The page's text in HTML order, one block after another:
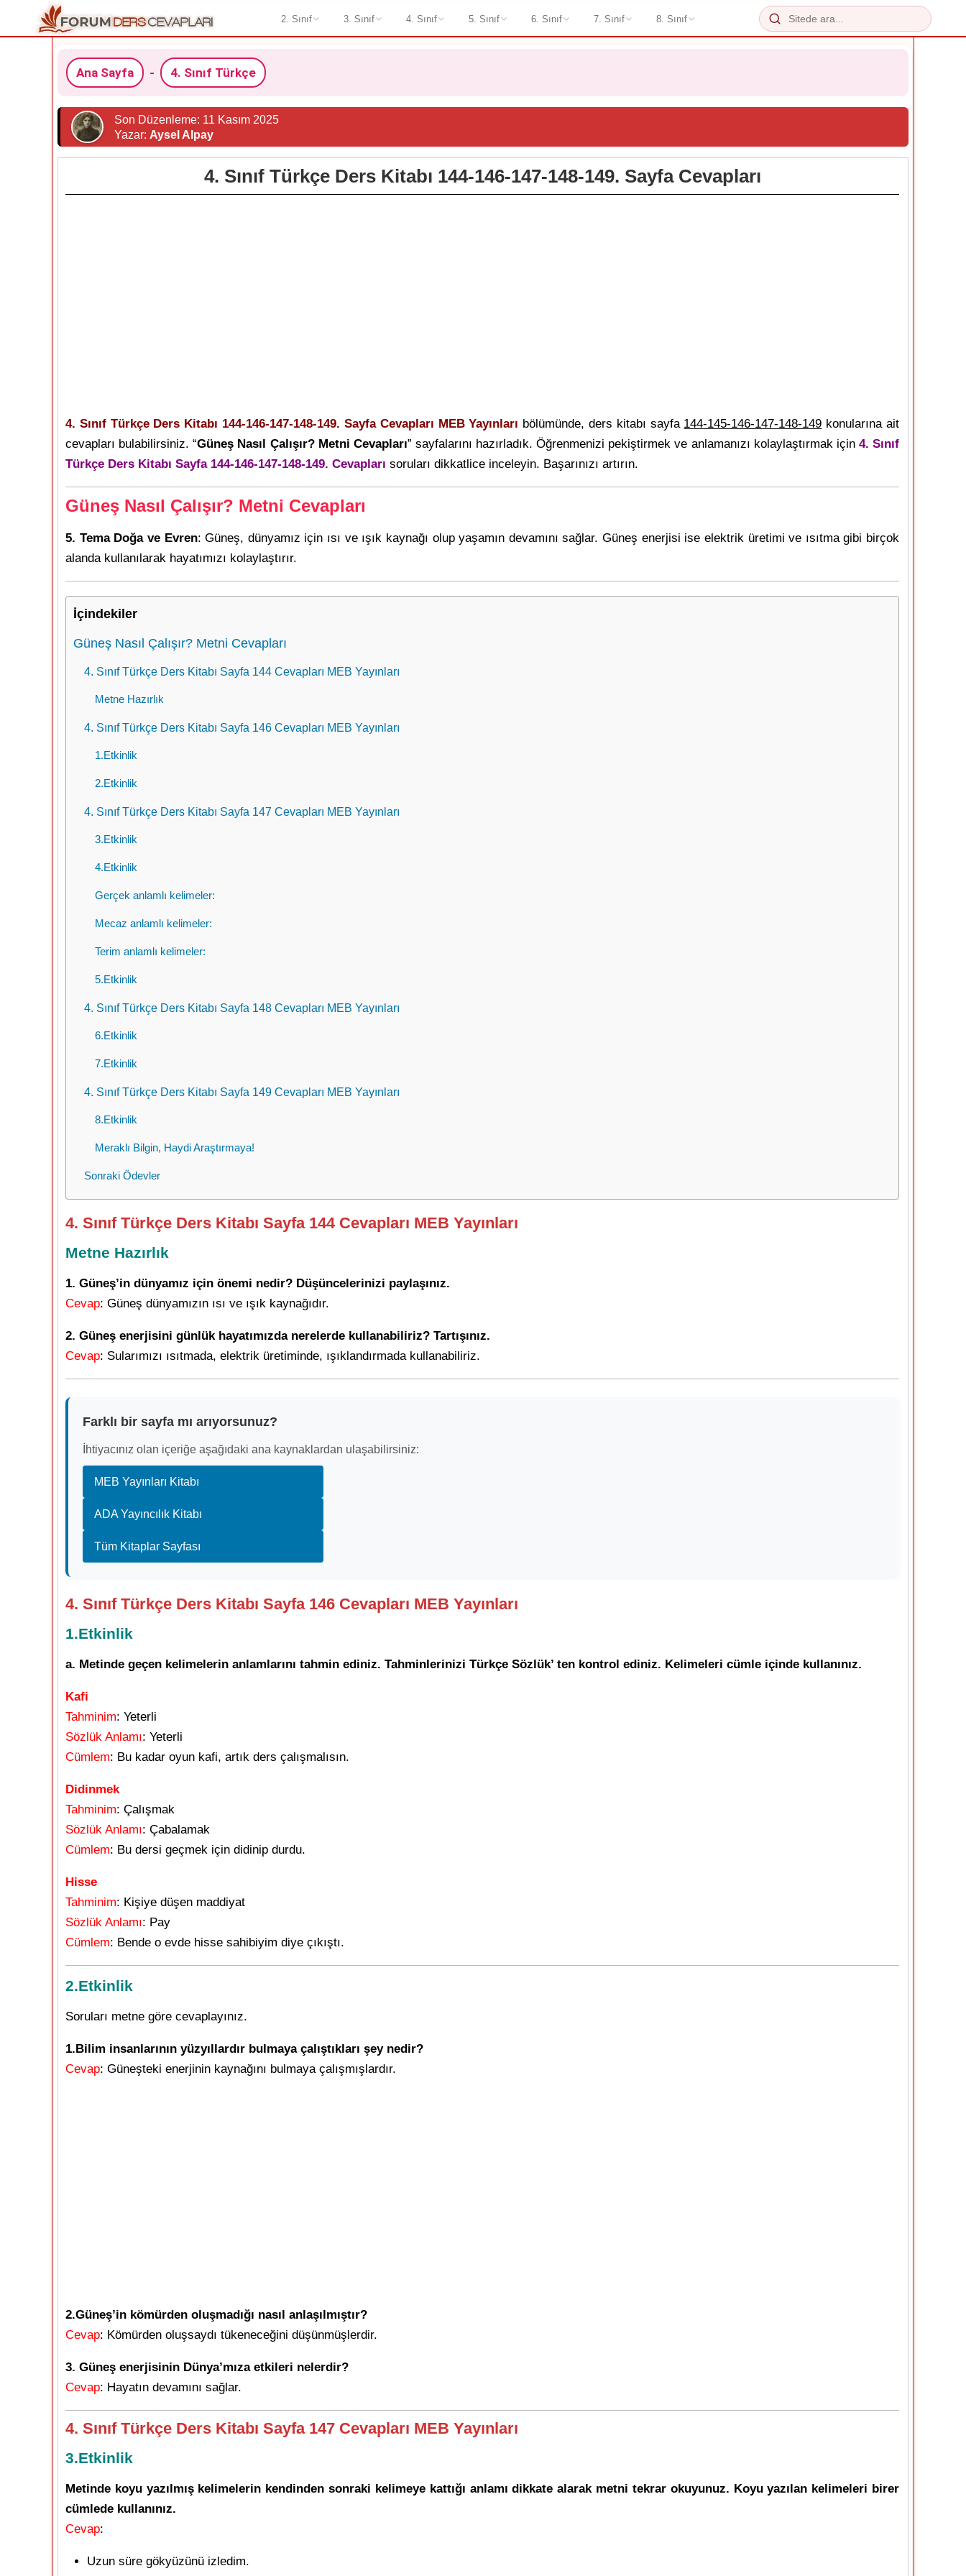
2. Sınıf 3. Sınıf 4. Sınıf 5. Sınıf 6. Sınıf 7. Sınıf 8. Sınıf
Ana Sayfa - 4. Sınıf Türkçe
Son Düzenleme: 11 Kasım 2025
Yazar: Aysel Alpay
4. Sınıf Türkçe Ders Kitabı 144-146-147-148-149. Sayfa Cevapları
4. Sınıf Türkçe Ders Kitabı 144-146-147-148-149. Sayfa Cevapları MEB Yayınları bölümünde, ders kitabı sayfa 144-145-146-147-148-149 konularına ait
cevapları bulabilirsiniz. “Güneş Nasıl Çalışır? Metni Cevapları” sayfalarını hazırladık. Öğrenmenizi pekiştirmek ve anlamanızı kolaylaştırmak için 4. Sınıf
Türkçe Ders Kitabı Sayfa 144-146-147-148-149. Cevapları soruları dikkatlice inceleyin. Başarınızı artırın.
Güneş Nasıl Çalışır? Metni Cevapları
5. Tema Doğa ve Evren: Güneş, dünyamız için ısı ve ışık kaynağı olup yaşamın devamını sağlar. Güneş enerjisi ise elektrik üretimi ve ısıtma gibi birçok
alanda kullanılarak hayatımızı kolaylaştırır.
İçindekiler
Güneş Nasıl Çalışır? Metni Cevapları
4. Sınıf Türkçe Ders Kitabı Sayfa 144 Cevapları MEB Yayınları
Metne Hazırlık
4. Sınıf Türkçe Ders Kitabı Sayfa 146 Cevapları MEB Yayınları
1.Etkinlik
2.Etkinlik
4. Sınıf Türkçe Ders Kitabı Sayfa 147 Cevapları MEB Yayınları
3.Etkinlik
4.Etkinlik
Gerçek anlamlı kelimeler:
Mecaz anlamlı kelimeler:
Terim anlamlı kelimeler:
5.Etkinlik
4. Sınıf Türkçe Ders Kitabı Sayfa 148 Cevapları MEB Yayınları
6.Etkinlik
7.Etkinlik
4. Sınıf Türkçe Ders Kitabı Sayfa 149 Cevapları MEB Yayınları
8.Etkinlik
Meraklı Bilgin, Haydi Araştırmaya!
Sonraki Ödevler
4. Sınıf Türkçe Ders Kitabı Sayfa 144 Cevapları MEB Yayınları
Metne Hazırlık
1. Güneş’in dünyamız için önemi nedir? Düşüncelerinizi paylaşınız.
Cevap: Güneş dünyamızın ısı ve ışık kaynağıdır.
2. Güneş enerjisini günlük hayatımızda nerelerde kullanabiliriz? Tartışınız.
Cevap: Sularımızı ısıtmada, elektrik üretiminde, ışıklandırmada kullanabiliriz.
Farklı bir sayfa mı arıyorsunuz?
İhtiyacınız olan içeriğe aşağıdaki ana kaynaklardan ulaşabilirsiniz:
MEB Yayınları Kitabı
ADA Yayıncılık Kitabı
Tüm Kitaplar Sayfası
4. Sınıf Türkçe Ders Kitabı Sayfa 146 Cevapları MEB Yayınları
1.Etkinlik
a. Metinde geçen kelimelerin anlamlarını tahmin ediniz. Tahminlerinizi Türkçe Sözlük’ ten kontrol ediniz. Kelimeleri cümle içinde kullanınız.
Kafi
Tahminim: Yeterli
Sözlük Anlamı: Yeterli
Cümlem: Bu kadar oyun kafi, artık ders çalışmalısın.
Didinmek
Tahminim: Çalışmak
Sözlük Anlamı: Çabalamak
Cümlem: Bu dersi geçmek için didinip durdu.
Hisse
Tahminim: Kişiye düşen maddiyat
Sözlük Anlamı: Pay
Cümlem: Bende o evde hisse sahibiyim diye çıkıştı.
2.Etkinlik
Soruları metne göre cevaplayınız.
1.Bilim insanlarının yüzyıllardır bulmaya çalıştıkları şey nedir?
Cevap: Güneşteki enerjinin kaynağını bulmaya çalışmışlardır.
2.Güneş’in kömürden oluşmadığı nasıl anlaşılmıştır?
Cevap: Kömürden oluşsaydı tükeneceğini düşünmüşlerdir.
3. Güneş enerjisinin Dünya’mıza etkileri nelerdir?
Cevap: Hayatın devamını sağlar.
4. Sınıf Türkçe Ders Kitabı Sayfa 147 Cevapları MEB Yayınları
3.Etkinlik
Metinde koyu yazılmış kelimelerin kendinden sonraki kelimeye kattığı anlamı dikkate alarak metni tekrar okuyunuz. Koyu yazılan kelimeleri birer
cümlede kullanınız.
Cevap:
Uzun süre gökyüzünü izledim.